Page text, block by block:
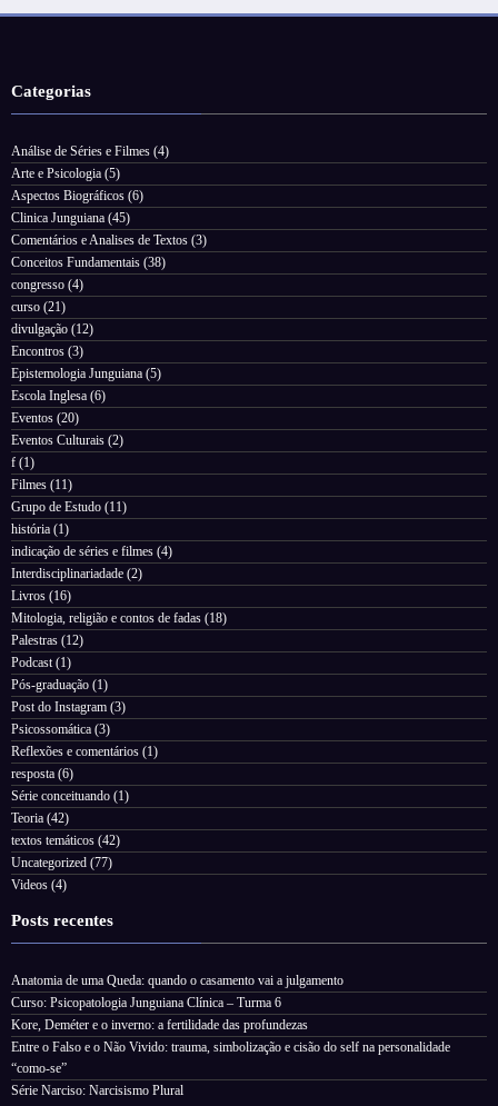
Categorias
Análise de Séries e Filmes (4)
Arte e Psicologia (5)
Aspectos Biográficos (6)
Clinica Junguiana (45)
Comentários e Analises de Textos (3)
Conceitos Fundamentais (38)
congresso (4)
curso (21)
divulgação (12)
Encontros (3)
Epistemologia Junguiana (5)
Escola Inglesa (6)
Eventos (20)
Eventos Culturais (2)
f (1)
Filmes (11)
Grupo de Estudo (11)
história (1)
indicação de séries e filmes (4)
Interdisciplinariadade (2)
Livros (16)
Mitologia, religião e contos de fadas (18)
Palestras (12)
Podcast(1)
Pós-graduação (1)
Post do Instagram (3)
Psicossomática (3)
Reflexões e comentários (1)
resposta (6)
Série conceituando (1)
Teoria (42)
textos temáticos (42)
Uncategorized (77)
Videos (4)
Posts recentes
Anatomia de uma Queda: quando o casamento vai a julgamento
Curso: Psicopatologia Junguiana Clínica – Turma 6
Kore, Deméter e o inverno: a fertilidade das profundezas
Entre o Falso e o Não Vivido: trauma, simbolização e cisão do self na personalidade
“como-se”
Série Narciso: Narcisismo Plural